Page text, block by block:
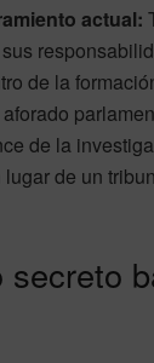
actual:
de la
de la
de un
secreto